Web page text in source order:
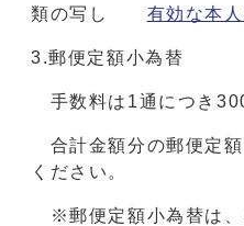
類の写し 有効な本
3.郵便定額小為替
手数料は1通につき
合計金額分の郵便定額
ください。
※郵便定額小為替は、